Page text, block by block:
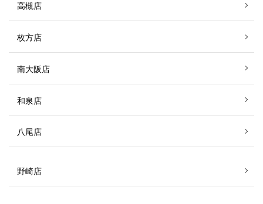
高槻店
枚方店
南大阪店
和泉店
八尾店
野崎店